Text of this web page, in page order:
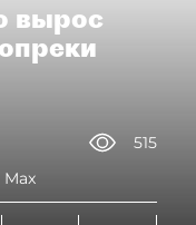
вырос
515